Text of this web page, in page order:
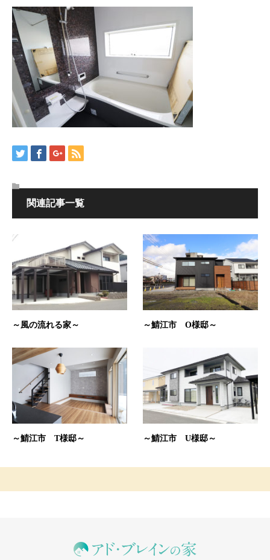
関連記事一覧
～風の流れる家～ ～鯖江市 O様邸～
～鯖江市 T様邸～ ～鯖江市 U様邸～